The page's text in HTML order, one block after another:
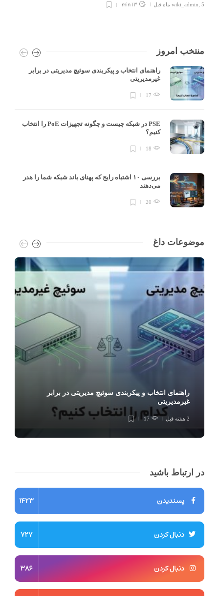
wiki_admin 5 ماه قبل 13 min
منتخب امروز
راهنمای انتخاب و پیکربندی سوئیچ مدیریتی در برابر
غیرمدیریتی
17
PSE در شبکه چیست و چگونه تجهیزات PoE را انتخاب
کنیم؟
18
بررسی ۱۰ اشتباه رایج که پهنای باند شبکه شما را هدر
می‌دهند
20
موضوعات داغ
راهنمای انتخاب و پیکربندی سوئیچ مدیریتی در برابر
غیرمدیریتی
2 هفته قبل 17
در ارتباط باشید
پسندیدن 1423
دنبال کردن 727
دنبال کردن 386